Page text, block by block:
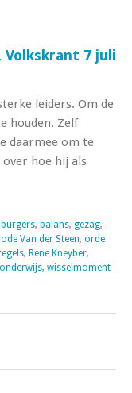
7 juli
leiders. Om de
houden. Zelf
daarmee om te
over hoe hij als
, balans, gezag,
Van der Steen, orde
, Rene Kneyber,
, wisselmoment